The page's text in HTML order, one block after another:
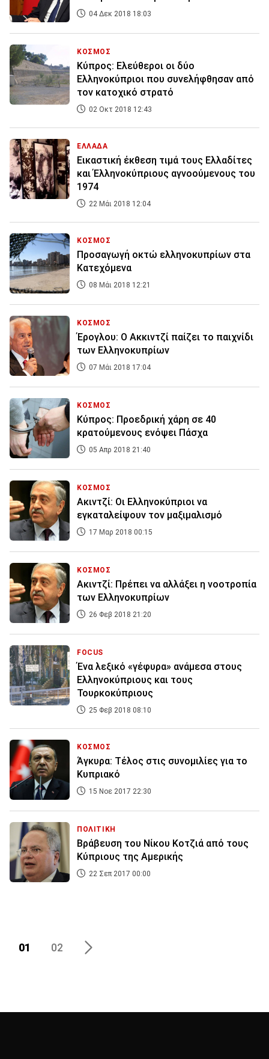
04 Δεκ 2018 18:03
ΚΟΣΜΟΣ
Κύπρος: Ελεύθεροι οι δύο
Ελληνοκύπριοι που συνελήφθησαν από
τον κατοχικό στρατό
02 Οκτ 2018 12:43
ΕΛΛΑΔΑ
Εικαστική έκθεση τιμά τους Ελλαδίτες
και Έλληνοκύπριους αγνοούμενους του
1974
22 Μάι 2018 12:04
ΚΟΣΜΟΣ
Προσαγωγή οκτώ ελληνοκυπρίων στα
Κατεχόμενα
08 Μάι 2018 12:21
ΚΟΣΜΟΣ
Έρογλου: Ο Ακκιντζί παίζει το παιχνίδι
των Ελληνοκυπρίων
07 Μάι 2018 17:04
ΚΟΣΜΟΣ
Κύπρος: Προεδρική χάρη σε 40
κρατούμενους ενόψει Πάσχα
05 Απρ 2018 21:40
ΚΟΣΜΟΣ
Ακιντζί: Οι Ελληνοκύπριοι να
εγκαταλείψουν τον μαξιμαλισμό
17 Μαρ 2018 00:15
ΚΟΣΜΟΣ
Ακιντζί: Πρέπει να αλλάξει η νοοτροπία
των Ελληνοκυπρίων
26 Φεβ 2018 21:20
FOCUS
Ένα λεξικό «γέφυρα» ανάμεσα στους
Ελληνοκύπριους και τους
Τουρκοκύπριους
25 Φεβ 2018 08:10
ΚΟΣΜΟΣ
Άγκυρα: Τέλος στις συνομιλίες για το
Κυπριακό
15 Νοε 2017 22:30
ΠΟΛΙΤΙΚΗ
Βράβευση του Νίκου Κοτζιά από τους
Κύπριους της Αμερικής
22 Σεπ 2017 00:00
01 02